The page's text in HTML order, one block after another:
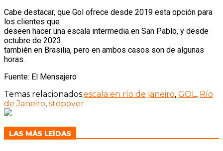
Cabe destacar, que Gol ofrece desde 2019 esta opción para
los clientes que
deseen hacer una escala intermedia en San Pablo, y desde
octubre de 2023
también en Brasilia, pero en ambos casos son de algunas
horas.
Fuente: El Mensajero
Temas relacionados:escala en río de janeiro, GOL , Río
de Janeiro, stopover
LAS MÁS LEÍDAS